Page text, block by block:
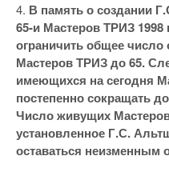
4. В память о создании
65-и Мастеров ТРИЗ 1998
ограничить общее
Мастеров ТРИЗ до 65.
имеющихся на сегодня
постепенно сокращать
Число живущих
установленное Г.С.
оставаться неизменным